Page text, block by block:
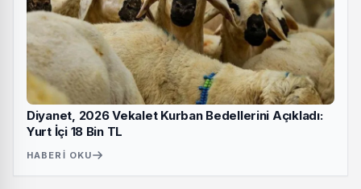
Diyanet, 2026 Vekalet Kurban Bedellerini Açıkladı:
Yurt İçi 18 Bin TL
HABERI OKU